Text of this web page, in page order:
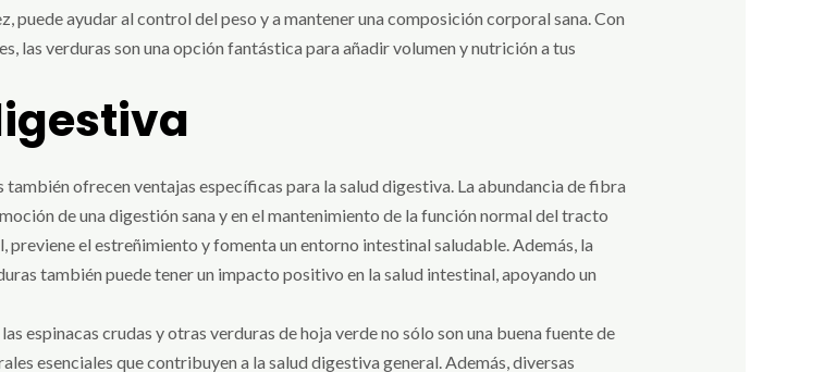
puede ayudar al control del peso y a mantener una composición corporal sana. Con
las verduras son una opción fantástica para añadir volumen y nutrición a tus
ofrecen ventajas específicas para la salud digestiva. La abundancia de fibra
de una digestión sana y en el mantenimiento de la función normal del tracto
el estreñimiento y fomenta un entorno intestinal saludable. Además, la
también puede tener un impacto positivo en la salud intestinal, apoyando un
espinacas crudas y otras verduras de hoja verde no sólo son una buena fuente de
esenciales que contribuyen a la salud digestiva general. Además, diversas